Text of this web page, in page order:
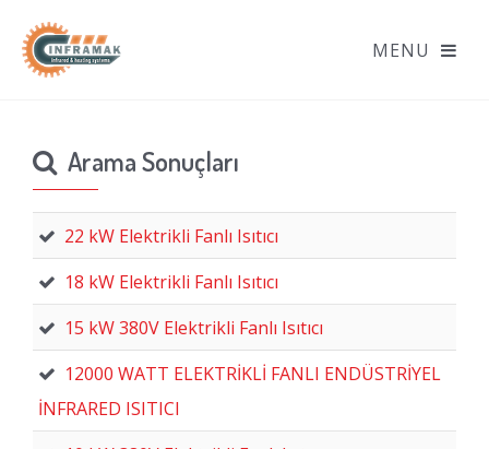
Arama Sonuçları
22 kW Elektrikli Fanlı Isıtıcı
18 kW Elektrikli Fanlı Isıtıcı
15 kW 380V Elektrikli Fanlı Isıtıcı
12000 WATT ELEKTRİKLİ FANLI ENDÜSTRİYEL
İNFRARED ISITICI